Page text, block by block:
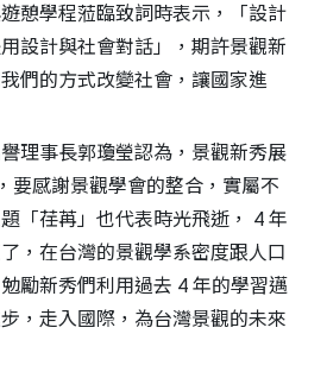
憩學程蒞臨致詞時表示，「設計
設計與社會對話」，期許景觀新
們的方式改變社會，讓國家進
理事長郭瓊瑩認為，景觀新秀展
要感謝景觀學會的整合，實屬不
「荏苒」也代表時光飛逝， 4 年
，在台灣的景觀學系密度跟人口
勵新秀們利用過去 4 年的學習邁
，走入國際，為台灣景觀的未來